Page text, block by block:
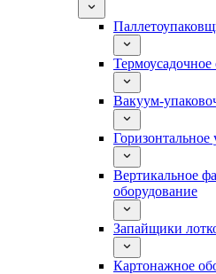
Термоусадочное
Вакуум-
Горизонтальное
Вертикальное
оборудование
Запайщики
Картонажное